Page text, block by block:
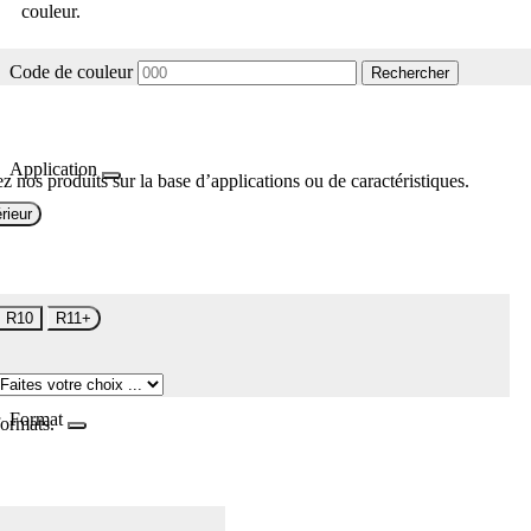
couleur.
Code de couleur Rechercher
Application
nos produits sur la base d’applications ou de caractéristiques.
R10 R11+
Format